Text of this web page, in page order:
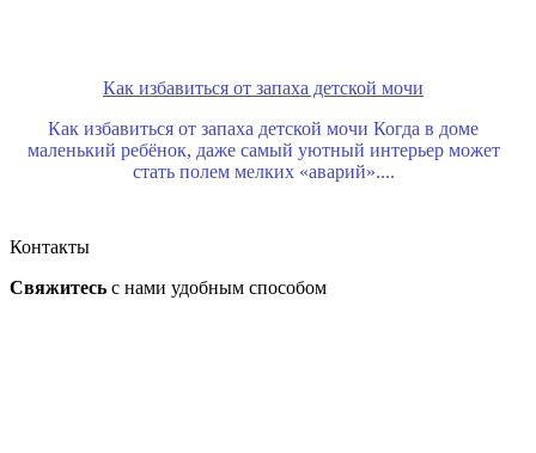
Как избавиться от запаха детской мочи
Как избавиться от запаха детской мочи Когда в доме
маленький ребёнок, даже самый уютный интерьер может
стать полем мелких «аварий»....
Контакты
Свяжитесь с нами удобным способом